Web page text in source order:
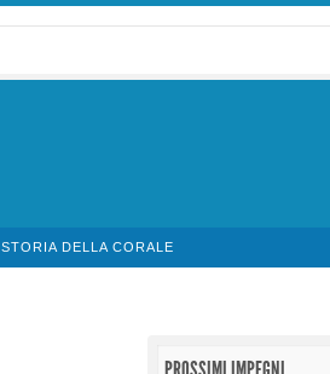
STORIA DELLA CORALE